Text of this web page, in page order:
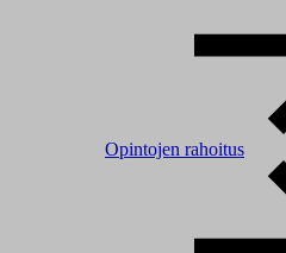
Opintojen rahoitus